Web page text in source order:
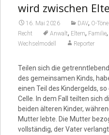
wird zwischen
16. Mai 2026 DAV, O-
Recht Anwalt, Eltern, Familie,
Wechselmodell Reporter
Teilen sich die
des gemeinsamen Kinds,
einen Teil des Kindergelds,
Celle. In dem Fall teilten sich
beiden älteren Kinder,
Mutter lebte. Die Mutter
vollständig, der Vater